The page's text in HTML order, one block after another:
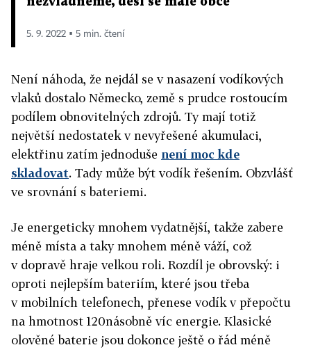
5. 9. 2022 ▪ 5 min. čtení
Není náhoda, že nejdál se v nasazení vodíkových
vlaků dostalo Německo, země s prudce rostoucím
podílem obnovitelných zdrojů. Ty mají totiž
největší nedostatek v nevyřešené akumulaci,
elektřinu zatím jednoduše není moc kde
skladovat. Tady může být vodík řešením. Obzvlášť
ve srovnání s bateriemi.
Je energeticky mnohem vydatnější, takže zabere
méně místa a taky mnohem méně váží, což
v dopravě hraje velkou roli. Rozdíl je obrovský: i
oproti nejlepším bateriím, které jsou třeba
v mobilních telefonech, přenese vodík v přepočtu
na hmotnost 120násobně víc energie. Klasické
olověné baterie jsou dokonce ještě o řád méně